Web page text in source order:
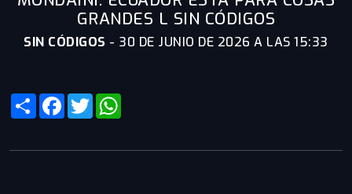
GRANDES L SIN CÓDIGOS
SIN CÓDIGOS - 30 DE JUNIO DE 2026 A LAS 15:33
ShareFacebook
Twitter